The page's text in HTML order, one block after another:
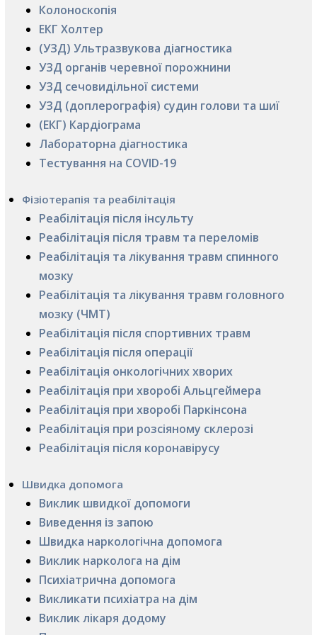
Колоноскопія
ЕКГ Холтер
(УЗД) Ультразвукова діагностика
УЗД органів черевної порожнини
УЗД сечовидільної системи
УЗД (доплерографія) судин голови та шиї
(ЕКГ) Кардіограма
Лабораторна діагностика
Тестування на COVID-19
Фізіотерапія та реабілітація
Реабілітація після інсульту
Реабілітація після травм та переломів
Реабілітація та лікування травм спинного
мозку
Реабілітація та лікування травм головного
мозку (ЧМТ)
Реабілітація після спортивних травм
Реабілітація після операції
Реабілітація онкологічних хворих
Реабілітація при хворобі Альцгеймера
Реабілітація при хворобі Паркінсона
Реабілітація при розсіяному склерозі
Реабілітація після коронавірусу
Швидка допомога
Виклик швидкої допомоги
Виведення із запою
Швидка наркологічна допомога
Виклик нарколога на дім
Психіатрична допомога
Викликати психіатра на дім
Виклик лікаря додому